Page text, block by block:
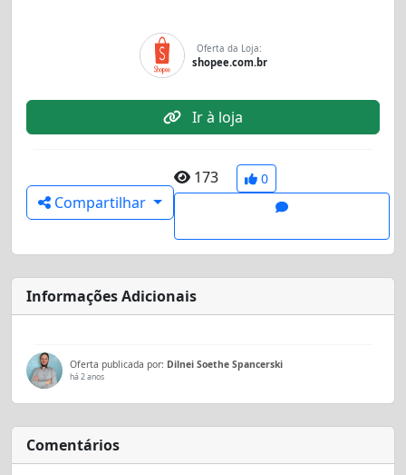
Oferta da Loja:
shopee.com.br
Ir à loja
Compartilhar
173 0
Informações Adicionais
Oferta publicada por: Dilnei Soethe Spancerski
há 2 anos
Comentários